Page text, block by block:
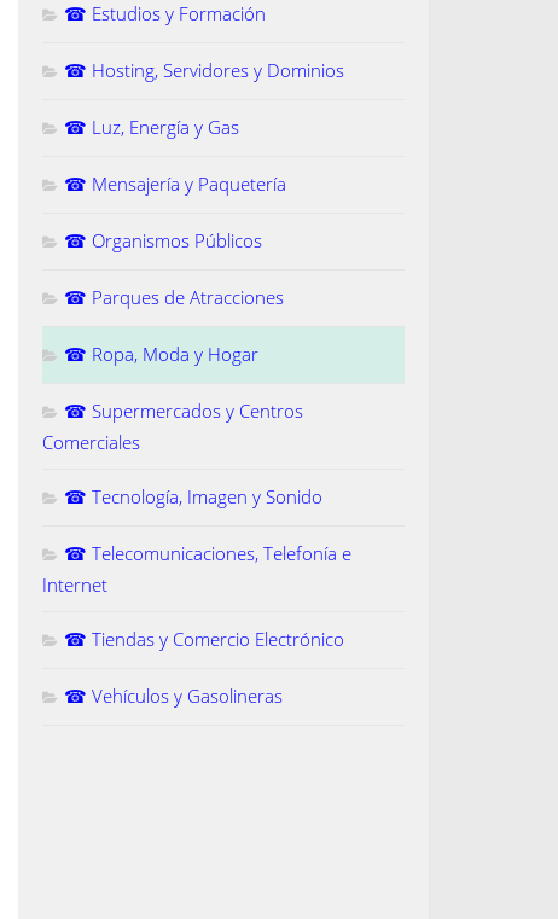
☎ Estudios y Formación
☎ Hosting, Servidores y Dominios
☎ Luz, Energía y Gas
☎ Mensajería y Paquetería
☎ Organismos Públicos
☎ Parques de Atracciones
☎ Ropa, Moda y Hogar
☎ Supermercados y Centros
Comerciales
☎ Tecnología, Imagen y Sonido
☎ Telecomunicaciones, Telefonía e
Internet
☎ Tiendas y Comercio Electrónico
☎ Vehículos y Gasolineras